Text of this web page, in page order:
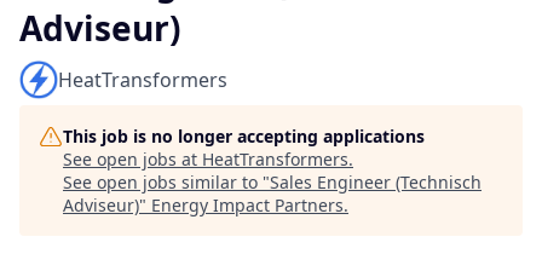
Adviseur)
HeatTransformers
This job is no longer accepting applications
See open jobs at HeatTransformers.
See open jobs similar to "Sales Engineer (Technisch
Adviseur)" Energy Impact Partners.